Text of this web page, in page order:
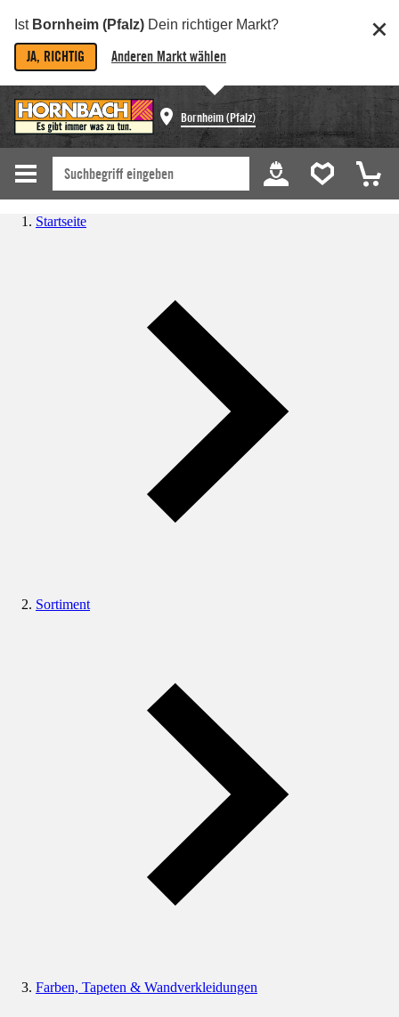
Ist Bornheim (Pfalz) Dein richtiger Markt?
JA, RICHTIG Anderen Markt wählen
Bornheim (Pfalz)
Startseite
Sortiment
Farben, Tapeten & Wandverkleidungen